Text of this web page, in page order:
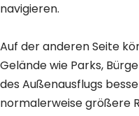
navigieren.
Auf der anderen Seite
Gelände wie Parks,
des Außenausflugs
normalerweise größere